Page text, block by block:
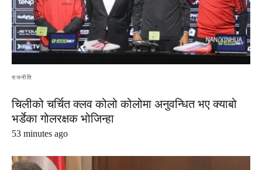
राजनीति
चिलीको चर्चित क्लव कोलो कोलोमा अनुवन्धित भए क्याबो
भर्डेका गोलरक्षक भोजिन्हा
53 minutes ago